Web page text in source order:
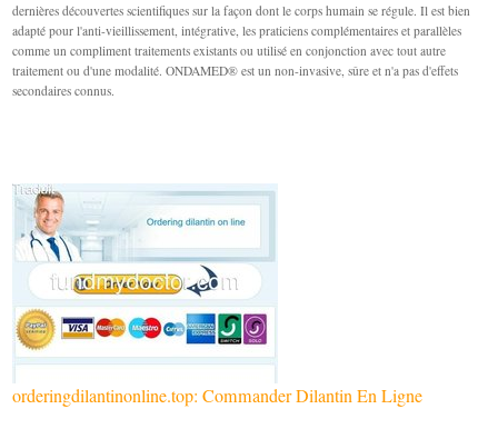
dernières découvertes scientifiques sur la façon dont le corps humain se régule. Il est bien
adapté pour l'anti-vieillissement, intégrative, les praticiens complémentaires et parallèles
comme un compliment traitements existants ou utilisé en conjonction avec tout autre
traitement ou d'une modalité. ONDAMED® est un non-invasive, sûre et n'a pas d'effets
secondaires connus.
orderingdilantinonline.top: Commander Dilantin En Ligne